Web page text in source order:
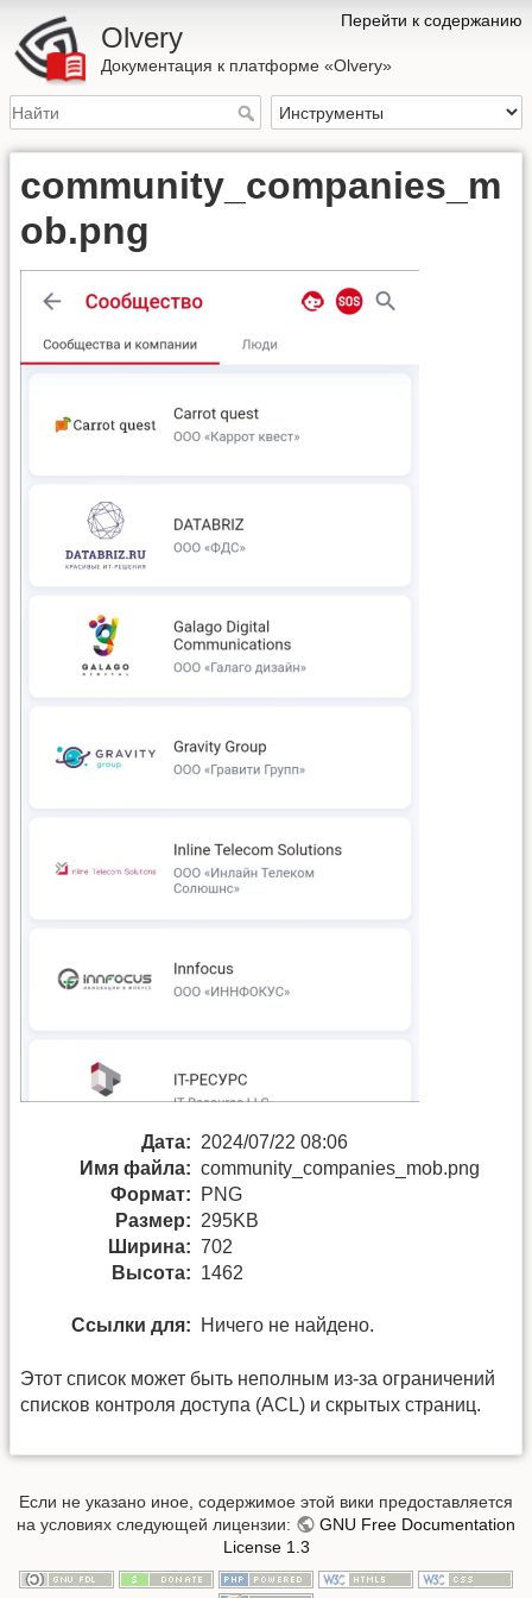
Перейти к содержанию
Olvery
Документация к платформе «Olvery»
community_companies_m
ob.png
Дата: 2024/07/22 08:06
Имя файла: community_companies_mob.png
Формат:
PNG
Размер: 295KB
Ширина: 702
Высота: 1462
Ссылки для: Ничего не найдено.
Этот список может быть неполным из-за ограничений
списков контроля доступа (ACL) и скрытых страниц.
Если не указано иное, содержимое этой вики предоставляется
на условиях следующей лицензии:
GNU Free Documentation
License 1.3